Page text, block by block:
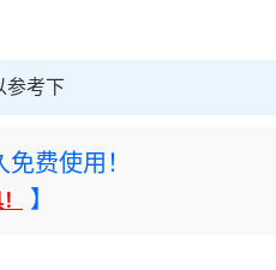
参考下
费使用！
】